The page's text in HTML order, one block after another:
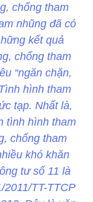
chống tham
nhũng đã có
kết quả
chống tham
“ngăn chặn,
hình tham
tạp. Nhất là,
tình hình tham
chống tham
khó khăn
tư số 11 là
2011/TT-TTCP